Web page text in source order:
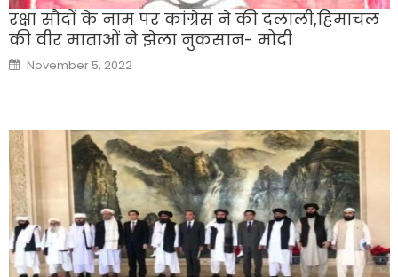
रक्षा सौदों के नाम पर कांग्रेस ने की दलाली,हिमाचल
की वीर माताओं ने झेला नुकसान- मोदी
Posted
on
November 5, 2022